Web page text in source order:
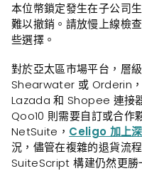
本位幣鎖定發生在子公司
難以撤銷。請放慢上線檢
些選擇。
對於亞太區市場平台，層
Shearwater 或 Orderin
Lazada 和 Shopee 連接
Qoo10 則需要自訂或合作
NetSuite， Celigo 加上
況，儘管在複雜的退貨流
SuiteScript 構建仍然更勝